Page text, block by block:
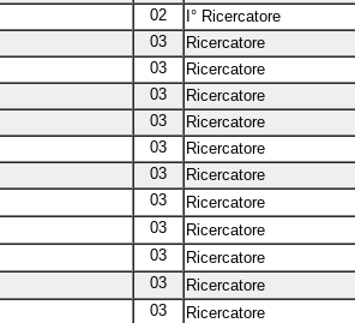
02
I° Ricercatore
03
Ricercatore
03
Ricercatore
03
Ricercatore
03
Ricercatore
03
Ricercatore
03
Ricercatore
03
Ricercatore
03
Ricercatore
03
Ricercatore
03
Ricercatore
03
Ricercatore